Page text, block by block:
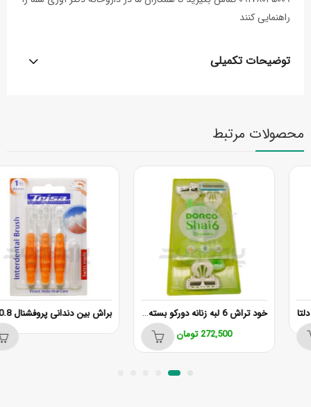
راهنمایی کنند
توضیحات تکمیلی
محصولات مرتبط
خود تراش 6 لبه زنانه دورکو بسته 6 عددی
272,500تومان
براش بین دندانی پروفشنال 0.8 میلیمتری ایزو دو تریزا